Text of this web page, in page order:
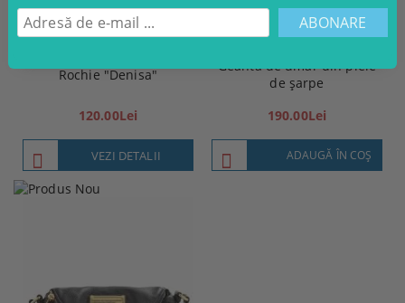
Rochie "Denisa"
120.00Lei
VEZI DETALII
Geantă de umăr din piele
de șarpe
190.00Lei
ADAUGĂ ÎN COŞ